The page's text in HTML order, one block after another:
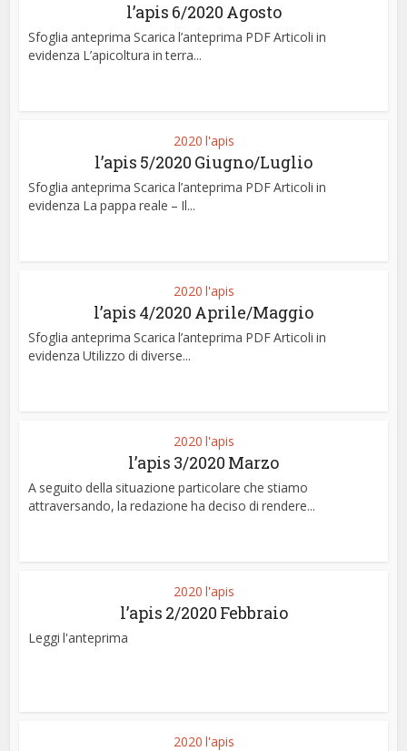
l’apis 6/2020 Agosto
Sfoglia anteprima Scarica l’anteprima PDF Articoli in
evidenza L’apicoltura in terra...
2020 l'apis
l’apis 5/2020 Giugno/Luglio
Sfoglia anteprima Scarica l’anteprima PDF Articoli in
evidenza La pappa reale – Il...
2020 l'apis
l’apis 4/2020 Aprile/Maggio
Sfoglia anteprima Scarica l’anteprima PDF Articoli in
evidenza Utilizzo di diverse...
2020 l'apis
l’apis 3/2020 Marzo
A seguito della situazione particolare che stiamo
attraversando, la redazione ha deciso di rendere...
2020 l'apis
l’apis 2/2020 Febbraio
Leggi l'anteprima
2020 l'apis